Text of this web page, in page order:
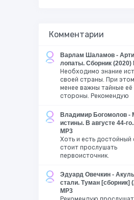
Комментарии
Варлам Шаламов -
лопаты. Сборник (2020)
Необходимо знание
своей страны. При
менее важны тайные её
стороны. Рекомендую
Владимир Богомолов -
истины. В августе 44-
MP3
Хоть и есть достойный
стоит прослушать
первоисточник.
Эдуард Овечкин -
стали. Туман [сборник]
MP3